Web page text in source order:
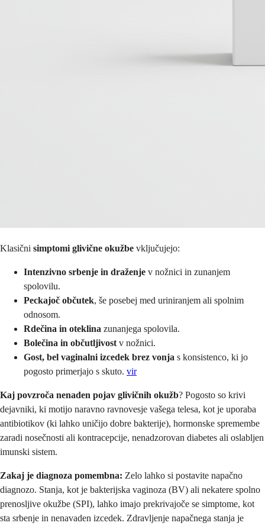
Klasični simptomi glivične okužbe vključujejo:
Intenzivno srbenje in draženje v nožnici in zunanjem
spolovilu.
Peckajoč občutek, še posebej med uriniranjem ali spolnim
odnosom.
Rdečina in oteklina zunanjega spolovila.
Bolečina in občutljivost v nožnici.
Gost, bel vaginalni izcedek brez vonja s konsistenco, ki jo
pogosto primerjajo s skuto. vir
Kaj povzroča nenaden pojav glivičnih okužb? Pogosto so krivi
dejavniki, ki motijo naravno ravnovesje vašega telesa, kot je uporaba
antibiotikov (ki lahko uničijo dobre bakterije), hormonske spremembe
zaradi nosečnosti ali kontracepcije, nenadzorovan diabetes ali oslabljen
imunski sistem.
Zakaj je diagnoza pomembna: Zelo lahko si postavite napačno
diagnozo. Stanja, kot je bakterijska vaginoza (BV) ali nekatere spolno
prenosljive okužbe (SPI), lahko imajo prekrivajoče se simptome, kot
sta srbenje in nenavaden izcedek. Zdravljenje napačnega stanja je